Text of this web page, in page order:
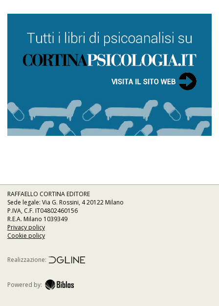
RAFFAELLO CORTINA EDITORE
Sede legale: Via G. Rossini, 4 20122 Milano
P.IVA, C.F. IT04802460156
R.E.A. Milano 1039349
Privacy policy
Cookie policy
Realizzazione:
Powered by: